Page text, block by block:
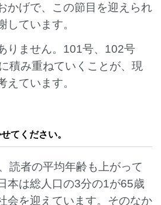
かげで、この節目を迎えられ
しています。
りません。101号、102号
積み重ねていくことが、現
えています。
てください。
読者の平均年齢も上がって
本は総人口の3分の1が65歳
会を迎えています。そのなか